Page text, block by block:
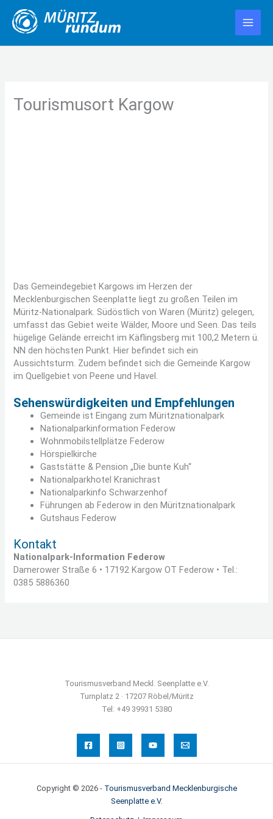
Inhalt
springen
Tourismusort Kargow
Das Gemeindegebiet Kargows im Herzen der
Mecklenburgischen Seenplatte liegt zu großen Teilen im
Müritz-Nationalpark. Südöstlich von Waren (Müritz) gelegen,
umfasst das Gebiet weite Wälder, Moore und Seen. Das teils
hügelige Gelände erreicht im Käflingsberg mit 100,2 Metern ü.
NN den höchsten Punkt. Hier befindet sich ein
Aussichtsturm. Zudem befindet sich die Gemeinde Kargow
im Quellgebiet von Peene und Havel.
Sehenswürdigkeiten und Empfehlungen
Gemeinde ist Eingang zum Müritznationalpark
Nationalparkinformation Federow
Wohnmobilstellplätze Federow
Hörspielkirche
Gaststätte & Pension „Die bunte Kuh“
Nationalparkhotel Kranichrast
Nationalparkinfo Schwarzenhof
Führungen ab Federow in den Müritznationalpark
Gutshaus Federow
Kontakt
Nationalpark-Information Federow
Damerower Straße 6 • 17192 Kargow OT Federow • Tel.:
0385 5886360
Tourismusverband Meckl. Seenplatte e.V.
Turnplatz 2 · 17207 Röbel/Müritz
Tel: +49 39931 5380
Copyright © 2026 - Tourismusverband Mecklenburgische
Seenplatte e.V.